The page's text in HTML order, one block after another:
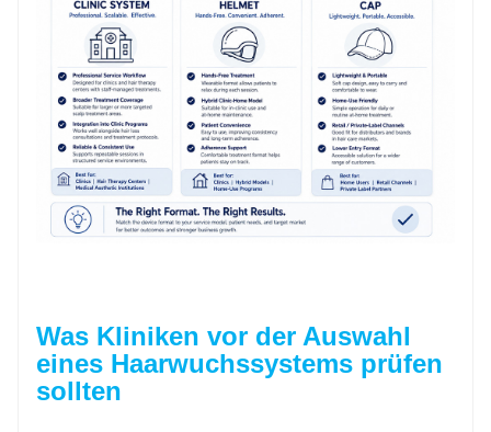
Was Kliniken vor der Auswahl
eines Haarwuchssystems prüfen
sollten